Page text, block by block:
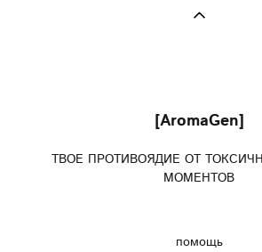
[AromaGen]
ТВОЕ ПРОТИВОЯДИЕ ОТ
МОМЕНТОВ
помощь